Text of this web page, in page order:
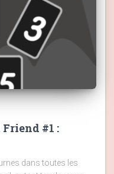
#1 :
dans toutes les